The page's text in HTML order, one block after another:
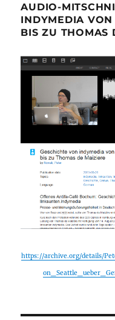
AUDIO-
INDYMEDIA VON
BIS ZU THOMAS
https://archive.org/details/